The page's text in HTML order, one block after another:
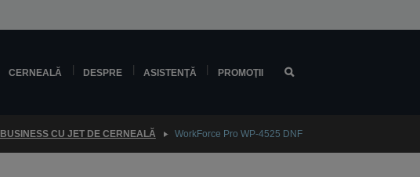
CERNEALĂ DESPRE ASISTENŢĂ PROMOŢII
BUSINESS CU JET DE CERNEALĂ WorkForce Pro WP-4525 DNF